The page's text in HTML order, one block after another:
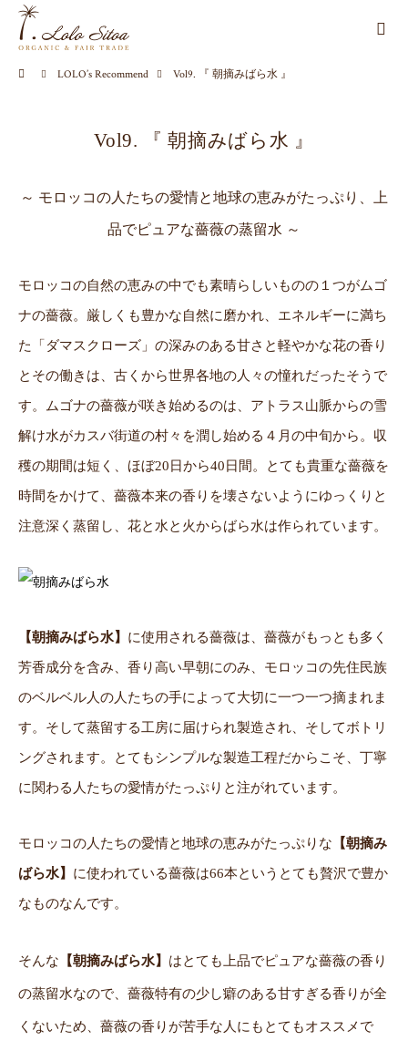
LOLO’s Recommend Vol9. 『 朝摘みばら水 』
Vol9. 『 朝摘みばら水 』
～ モロッコの人たちの愛情と地球の恵みがたっぷり、上
品でピュアな薔薇の蒸留水 ～
モロッコの自然の恵みの中でも素晴らしいものの１つがムゴ
ナの薔薇。厳しくも豊かな自然に磨かれ、エネルギーに満ち
た「ダマスクローズ」の深みのある甘さと軽やかな花の香り
とその働きは、古くから世界各地の人々の憧れだったそうで
す。ムゴナの薔薇が咲き始めるのは、アトラス山脈からの雪
解け水がカスバ街道の村々を潤し始める４月の中旬から。収
穫の期間は短く、ほぼ20日から40日間。とても貴重な薔薇を
時間をかけて、薔薇本来の香りを壊さないようにゆっくりと
注意深く蒸留し、花と水と火からばら水は作られています。
【朝摘みばら水】 に使用される薔薇は、薔薇がもっとも多く
芳香成分を含み、香り高い早朝にのみ、モロッコの先住民族
のベルベル人の人たちの手によって大切に一つ一つ摘まれま
す。そして蒸留する工房に届けられ製造され、そしてボトリ
ングされます。とてもシンプルな製造工程だからこそ、丁寧
に関わる人たちの愛情がたっぷりと注がれています。
モロッコの人たちの愛情と地球の恵みがたっぷりな 【朝摘み
ばら水】 に使われている薔薇は66本というとても贅沢で豊か
なものなんです。
そんな 【朝摘みばら水】 はとても上品でピュアな薔薇の香り
の蒸留水なので、薔薇特有の少し癖のある甘すぎる香りが全
くないため、薔薇の香りが苦手な人にもとてもオススメで